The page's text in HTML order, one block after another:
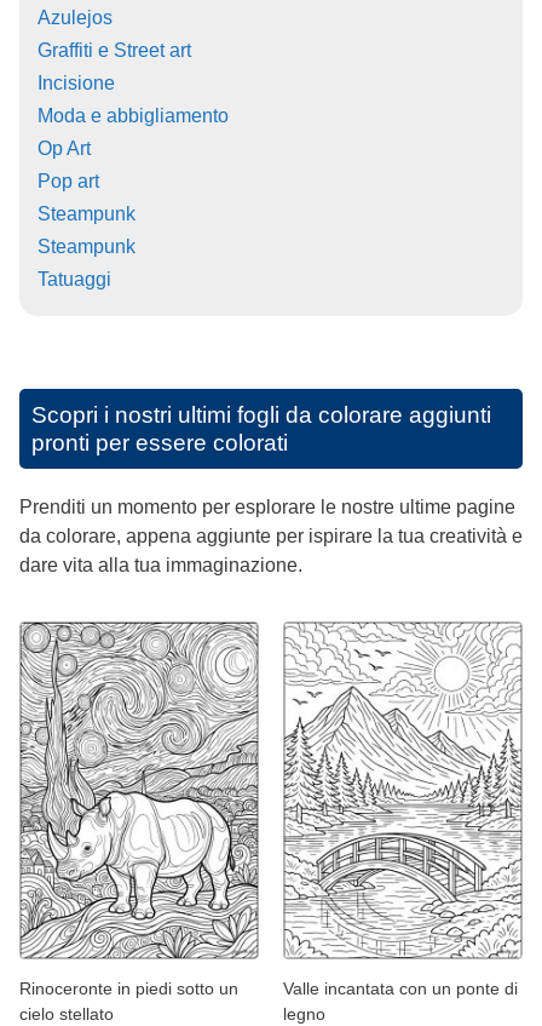
Azulejos
Graffiti e Street art
Incisione
Moda e abbigliamento
Op Art
Pop art
Steampunk
Steampunk
Tatuaggi
Scopri i nostri ultimi fogli da colorare aggiunti
pronti per essere colorati
Prenditi un momento per esplorare le nostre ultime pagine
da colorare, appena aggiunte per ispirare la tua creatività e
dare vita alla tua immaginazione.
Rinoceronte in piedi sotto un
cielo stellato
Valle incantata con un ponte di
legno